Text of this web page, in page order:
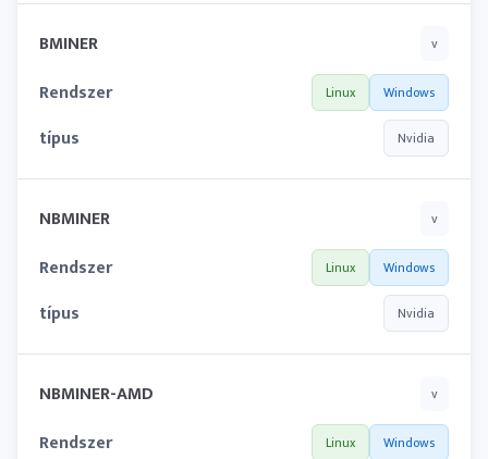
BMINER v
Rendszer Linux Windows
típus Nvidia
NBMINER v
Rendszer Linux Windows
típus Nvidia
NBMINER-AMD v
Rendszer Linux Windows